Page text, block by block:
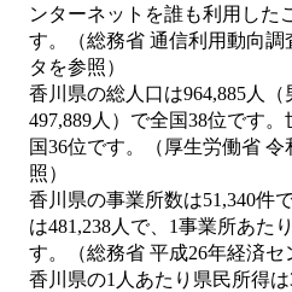
ンターネットを誰も利用した
す。（総務省 通信利用動向
タを参照）
香川県の総人口は964,885人（
497,889人）で全国38位です
国36位です。（厚生労働省
照）
香川県の事業所数は51,340件
は481,238人で、1事業所あた
す。（総務省 平成26年経済セ
香川県の1人あたり県民所得